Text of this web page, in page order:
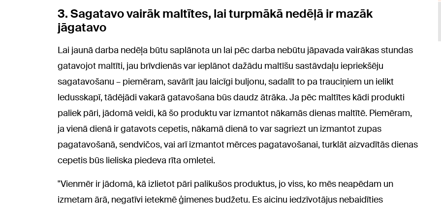
3. Sagatavo vairāk maltītes, lai turpmākā nedēļā ir mazāk
jāgatavo
Lai jaunā darba nedēļa būtu saplānota un lai pēc darba nebūtu jāpavada vairākas stundas
gatavojot maltīti, jau brīvdienās var ieplānot dažādu maltīšu sastāvdaļu iepriekšēju
sagatavošanu – piemēram, savārīt jau laicīgi buljonu, sadalīt to pa trauciņiem un ielikt
ledusskapī, tādējādi vakarā gatavošana būs daudz ātrāka. Ja pēc maltītes kādi produkti
paliek pāri, jādomā veidi, kā šo produktu var izmantot nākamās dienas maltītē. Piemēram,
ja vienā dienā ir gatavots cepetis, nākamā dienā to var sagriezt un izmantot zupas
pagatavošanā, sendvičos, vai arī izmantot mērces pagatavošanai, turklāt aizvadītās dienas
cepetis būs lieliska piedeva rīta omletei.
"Vienmēr ir jādomā, kā izlietot pāri palikušos produktus, jo viss, ko mēs neapēdam un
izmetam ārā, negatīvi ietekmē ģimenes budžetu. Es aicinu iedzīvotājus nebaidīties